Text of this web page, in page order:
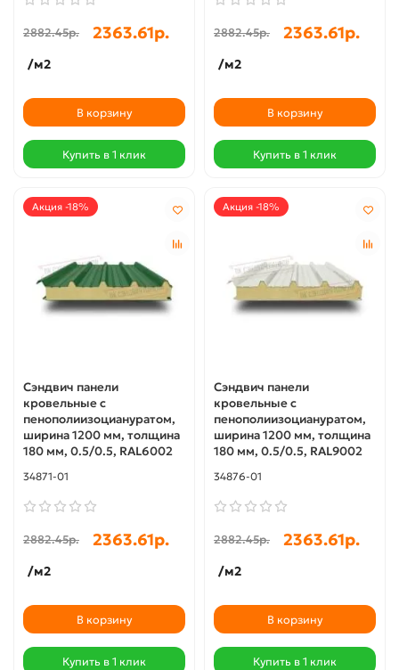
2882.45р. 2363.61р.
/м2
В корзину
Купить в 1 клик
2882.45р. 2363.61р.
/м2
В корзину
Купить в 1 клик
Акция -18%
Сэндвич панели
кровельные с
пенополиизоциануратом,
ширина 1200 мм, толщина
180 мм, 0.5/0.5, RAL6002
34871-01
2882.45р. 2363.61р.
/м2
В корзину
Купить в 1 клик
Акция -18%
Сэндвич панели
кровельные с
пенополиизоциануратом,
ширина 1200 мм, толщина
180 мм, 0.5/0.5, RAL9002
34876-01
2882.45р. 2363.61р.
/м2
В корзину
Купить в 1 клик